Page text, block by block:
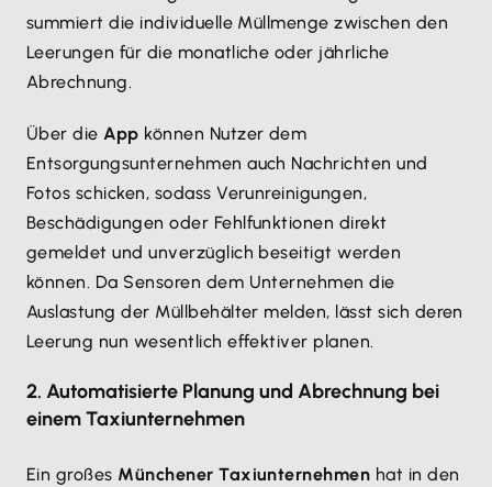
summiert die individuelle Müllmenge zwischen den
Leerungen für die monatliche oder jährliche
Abrechnung.
Über dieApp können Nutzer dem
Entsorgungsunternehmen auch Nachrichten und
Fotos schicken, sodass Verunreinigungen,
Beschädigungen oder Fehlfunktionen direkt
gemeldet und unverzüglich beseitigt werden
können. Da Sensoren dem Unternehmen die
Auslastung der Müllbehälter melden, lässt sich deren
Leerung nun wesentlich effektiver planen.
2. Automatisierte Planung und Abrechnung bei
einem Taxiunternehmen
Ein großes Münchener Taxiunternehmen hat in den